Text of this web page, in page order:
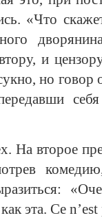
«Что
и
но говор
На второе
эта. Ce